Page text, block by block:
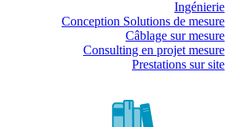
Ingénierie
Conception Solutions de mesure
Câblage sur mesure
Consulting en projet mesure
Prestations sur site